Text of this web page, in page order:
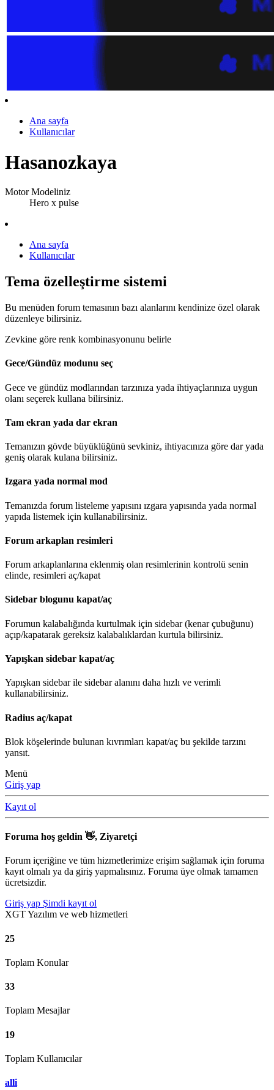
Ana sayfa
Kullanıcılar
Hasanozkaya
Motor Modeliniz
Hero x pulse
Ana sayfa
Kullanıcılar
Tema özelleştirme sistemi
Bu menüden forum temasının bazı alanlarını kendinize özel olarak
düzenleye bilirsiniz.
Zevkine göre renk kombinasyonunu belirle
Gece/Gündüz modunu seç
Gece ve gündüz modlarından tarzınıza yada ihtiyaçlarınıza uygun
olanı seçerek kullana bilirsiniz.
Tam ekran yada dar ekran
Temanızın gövde büyüklüğünü sevkiniz, ihtiyacınıza göre dar yada
geniş olarak kulana bilirsiniz.
Izgara yada normal mod
Temanızda forum listeleme yapısını ızgara yapısında yada normal
yapıda listemek için kullanabilirsiniz.
Forum arkaplan resimleri
Forum arkaplanlarına eklenmiş olan resimlerinin kontrolü senin
elinde, resimleri aç/kapat
Sidebar blogunu kapat/aç
Forumun kalabalığında kurtulmak için sidebar (kenar çubuğunu)
açıp/kapatarak gereksiz kalabalıklardan kurtula bilirsiniz.
Yapışkan sidebar kapat/aç
Yapışkan sidebar ile sidebar alanını daha hızlı ve verimli
kullanabilirsiniz.
Radius aç/kapat
Blok köşelerinde bulunan kıvrımları kapat/aç bu şekilde tarzını
yansıt.
Menü
Giriş yap
Kayıt ol
Foruma hoş geldin 👋, Ziyaretçi
Forum içeriğine ve tüm hizmetlerimize erişim sağlamak için foruma
kayıt olmalı ya da giriş yapmalısınız. Foruma üye olmak tamamen
ücretsizdir.
Giriş yap Şimdi kayıt ol
XGT Yazılım ve web hizmetleri
25
Toplam Konular
33
Toplam Mesajlar
19
Toplam Kullanıcılar
alli